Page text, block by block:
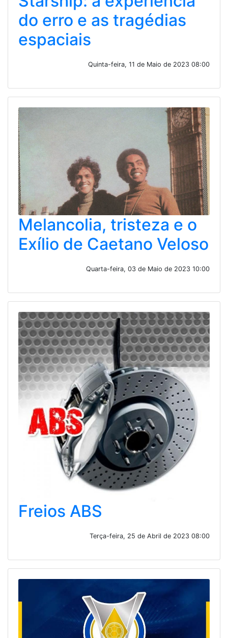
do erro e as tragédias
espaciais
Quinta-feira, 11 de Maio de 2023 08:00
Melancolia, tristeza e o
Exílio de Caetano Veloso
Quarta-feira, 03 de Maio de 2023 10:00
Freios ABS
Terça-feira, 25 de Abril de 2023 08:00